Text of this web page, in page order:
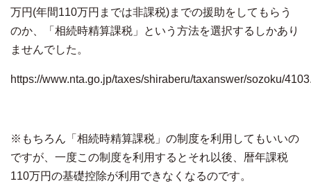
万円(年間110万円までは非課税)までの援助をしてもらう
のか、「相続時精算課税」という方法を選択するしかあり
ませんでした。
https://www.nta.go.jp/taxes/shiraberu/taxanswer/sozoku/
※もちろん「相続時精算課税」の制度を利用してもいいの
ですが、一度この制度を利用するとそれ以後、暦年課税
110万円の基礎控除が利用できなくなるのです。